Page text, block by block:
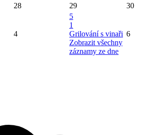
28 29 30
4
5
1
Grilování s vinaři
Zobrazit všechny
záznamy ze dne
6